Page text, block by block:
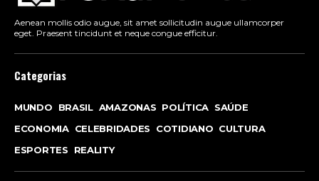
Aenean mollis odio augue, sit amet sollicitudin augue ullamcorper
eget. Praesent tincidunt et neque congue efficitur.
Categorias
MUNDO BRASIL AMAZONAS POLÍTICA SAÚDE
ECONOMIA CELEBRIDADES COTIDIANO CULTURA
ESPORTES
REALITY